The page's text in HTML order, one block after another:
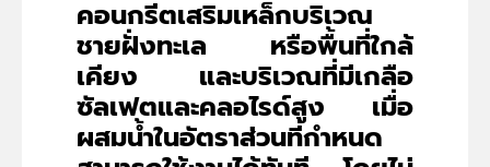
คอนกรีตเสริมเหล็กบริเวณ
ชายฝั่งทะเล หรือพื้นที่ใกล้
เคียง และบริเวณที่มีเกลือ
ซัลเฟตและคลอไรด์สูง เมื่อ
ผสมน้ำในอัตราส่วนที่กำหนด